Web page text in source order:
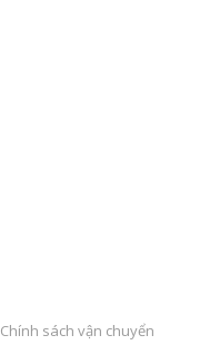
Chính sách vận chuyển